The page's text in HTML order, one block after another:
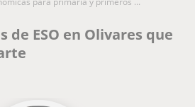
de ESO en Olivares que